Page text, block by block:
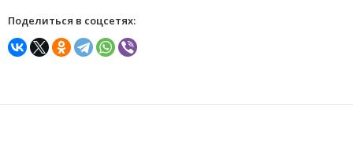
Поделиться в соцсетях: